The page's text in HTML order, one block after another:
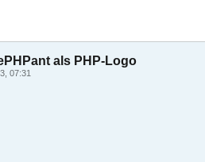
als PHP-Logo
07:31